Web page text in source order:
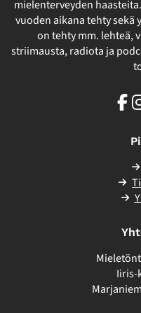
mielenterveyden
vuoden aikana tehty sekä
on tehty mm. lehteä,
striimausta, radiota ja
Iiris-